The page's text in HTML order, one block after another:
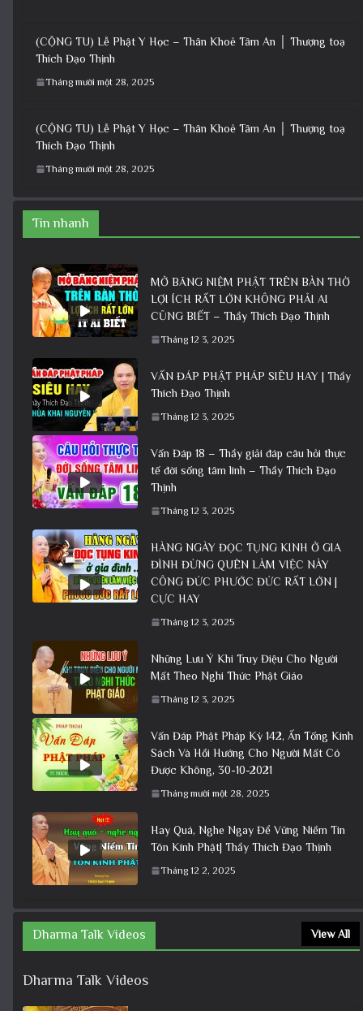
(CỘNG TU) Lễ Phật Y Học – Thân Khoẻ Tâm An │ Thượng toạ
Thích Đạo Thịnh
Tháng mười một 28, 2025
(CỘNG TU) Lễ Phật Y Học – Thân Khoẻ Tâm An │ Thượng toạ
Thích Đạo Thịnh
Tháng mười một 28, 2025
Tin nhanh
MỞ BĂNG NIỆM PHẬT TRÊN BÀN THỜ
LỢI ÍCH RẤT LỚN KHÔNG PHẢI AI
CŨNG BIẾT – Thầy Thích Đạo Thịnh
Tháng 12 3, 2025
VẤN ĐÁP PHẬT PHÁP SIÊU HAY | Thầy
Thích Đạo Thịnh
Tháng 12 3, 2025
Vấn Đáp 18 – Thầy giải đáp câu hỏi thực
tế đời sống tâm linh – Thầy Thích Đạo
Thịnh
Tháng 12 3, 2025
HÀNG NGÀY ĐỌC TỤNG KINH Ở GIA
ĐÌNH ĐỪNG QUÊN LÀM VIỆC NÀY
CÔNG ĐỨC PHƯỚC ĐỨC RẤT LỚN |
CỰC HAY
Tháng 12 3, 2025
Những Lưu Ý Khi Truy Điệu Cho Người
Mất Theo Nghi Thức Phật Giáo
Tháng 12 3, 2025
Vấn Đáp Phật Pháp Kỳ 142, Ấn Tống Kinh
Sách Và Hồi Hướng Cho Người Mất Có
Được Không, 30-10-2021
Tháng mười một 28, 2025
Hay Quá, Nghe Ngay Để Vững Niềm Tin
Tôn Kính Phật| Thầy Thích Đạo Thịnh
Tháng 12 2, 2025
Dharma Talk Videos View All
Dharma Talk Videos